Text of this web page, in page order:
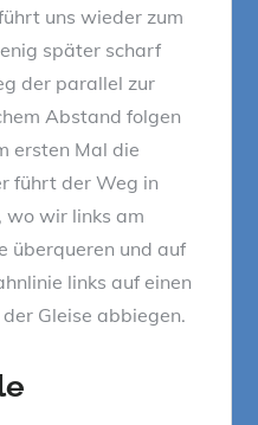
uns wieder zum
später scharf
der parallel zur
Abstand folgen
ersten Mal die
führt der Weg in
wir links am
überqueren und auf
links auf einen
Gleise abbiegen.